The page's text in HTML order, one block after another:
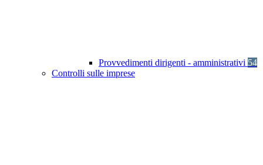
Provvedimenti dirigenti - amministrativi 54
Controlli sulle imprese